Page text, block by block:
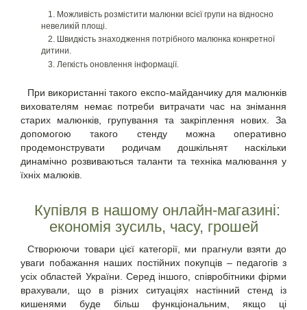
Можливість розмістити малюнки всієї групи на відносно
невеликій площі.
Швидкість знаходження потрібного малюнка конкретної
дитини.
Легкість оновлення інформації.
При використанні такого експо-майданчику для малюнків
вихователям немає потреби витрачати час на знімання
старих малюнків, групування та закріплення нових. За
допомогою такого стенду можна оперативно
продемонструвати родичам дошкільнят наскільки
динамічно розвиваються таланти та техніка малювання у
їхніх малюків.
Купівля в нашому онлайн-магазині:
економія зусиль, часу, грошей
Створюючи товари цієї категорії, ми прагнули взяти до
уваги побажання наших постійних покупців – педагогів з
усіх областей України. Серед іншого, співробітники фірми
врахували, що в різних ситуаціях настінний стенд із
кишенями буде більш функціональним, якщо ці